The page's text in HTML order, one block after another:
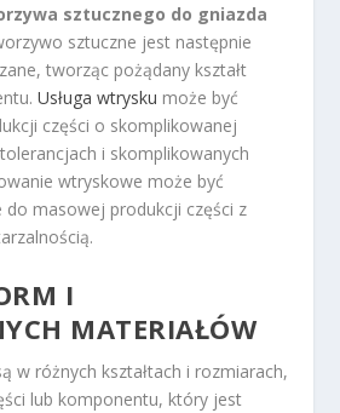
sztucznego do gniazda
sztuczne jest następnie
tworząc pożądany kształt
Usługa wtrysku może być
części o skomplikowanej
i skomplikowanych
wtryskowe może być
masowej produkcji części z
I
MATERIAŁÓW
w różnych kształtach i rozmiarach,
lub komponentu, który jest